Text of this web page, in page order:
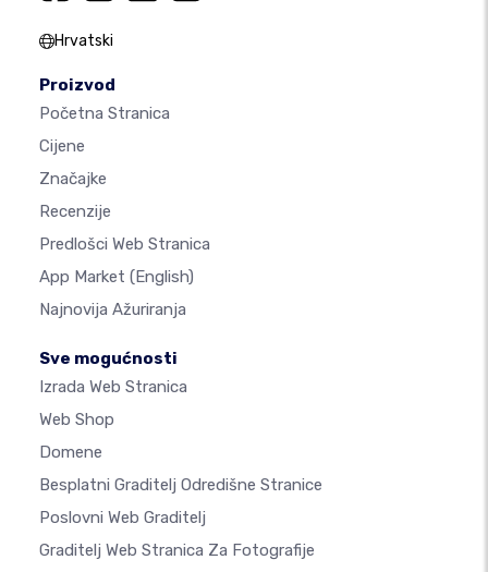
Hrvatski
Proizvod
Početna Stranica
Cijene
Značajke
Recenzije
Predlošci Web Stranica
App Market (English)
Najnovija Ažuriranja
Sve mogućnosti
Izrada Web Stranica
Web Shop
Domene
Besplatni Graditelj Odredišne Stranice
Poslovni Web Graditelj
Graditelj Web Stranica Za Fotografije